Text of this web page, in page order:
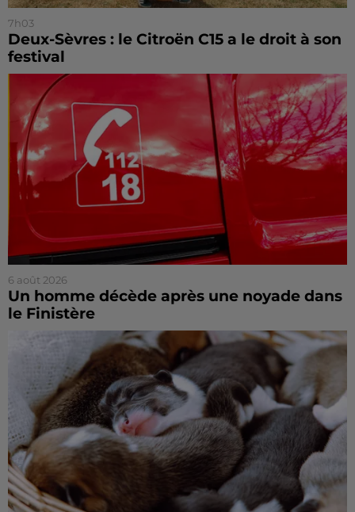
7h03
Deux-Sèvres : le Citroën C15 a le droit à son
festival
6 août 2026
Un homme décède après une noyade dans
le Finistère